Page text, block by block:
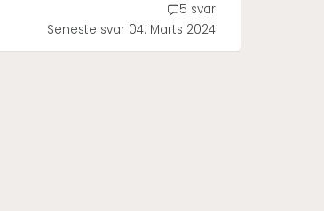
5 svar
Seneste svar 04. Marts 2024